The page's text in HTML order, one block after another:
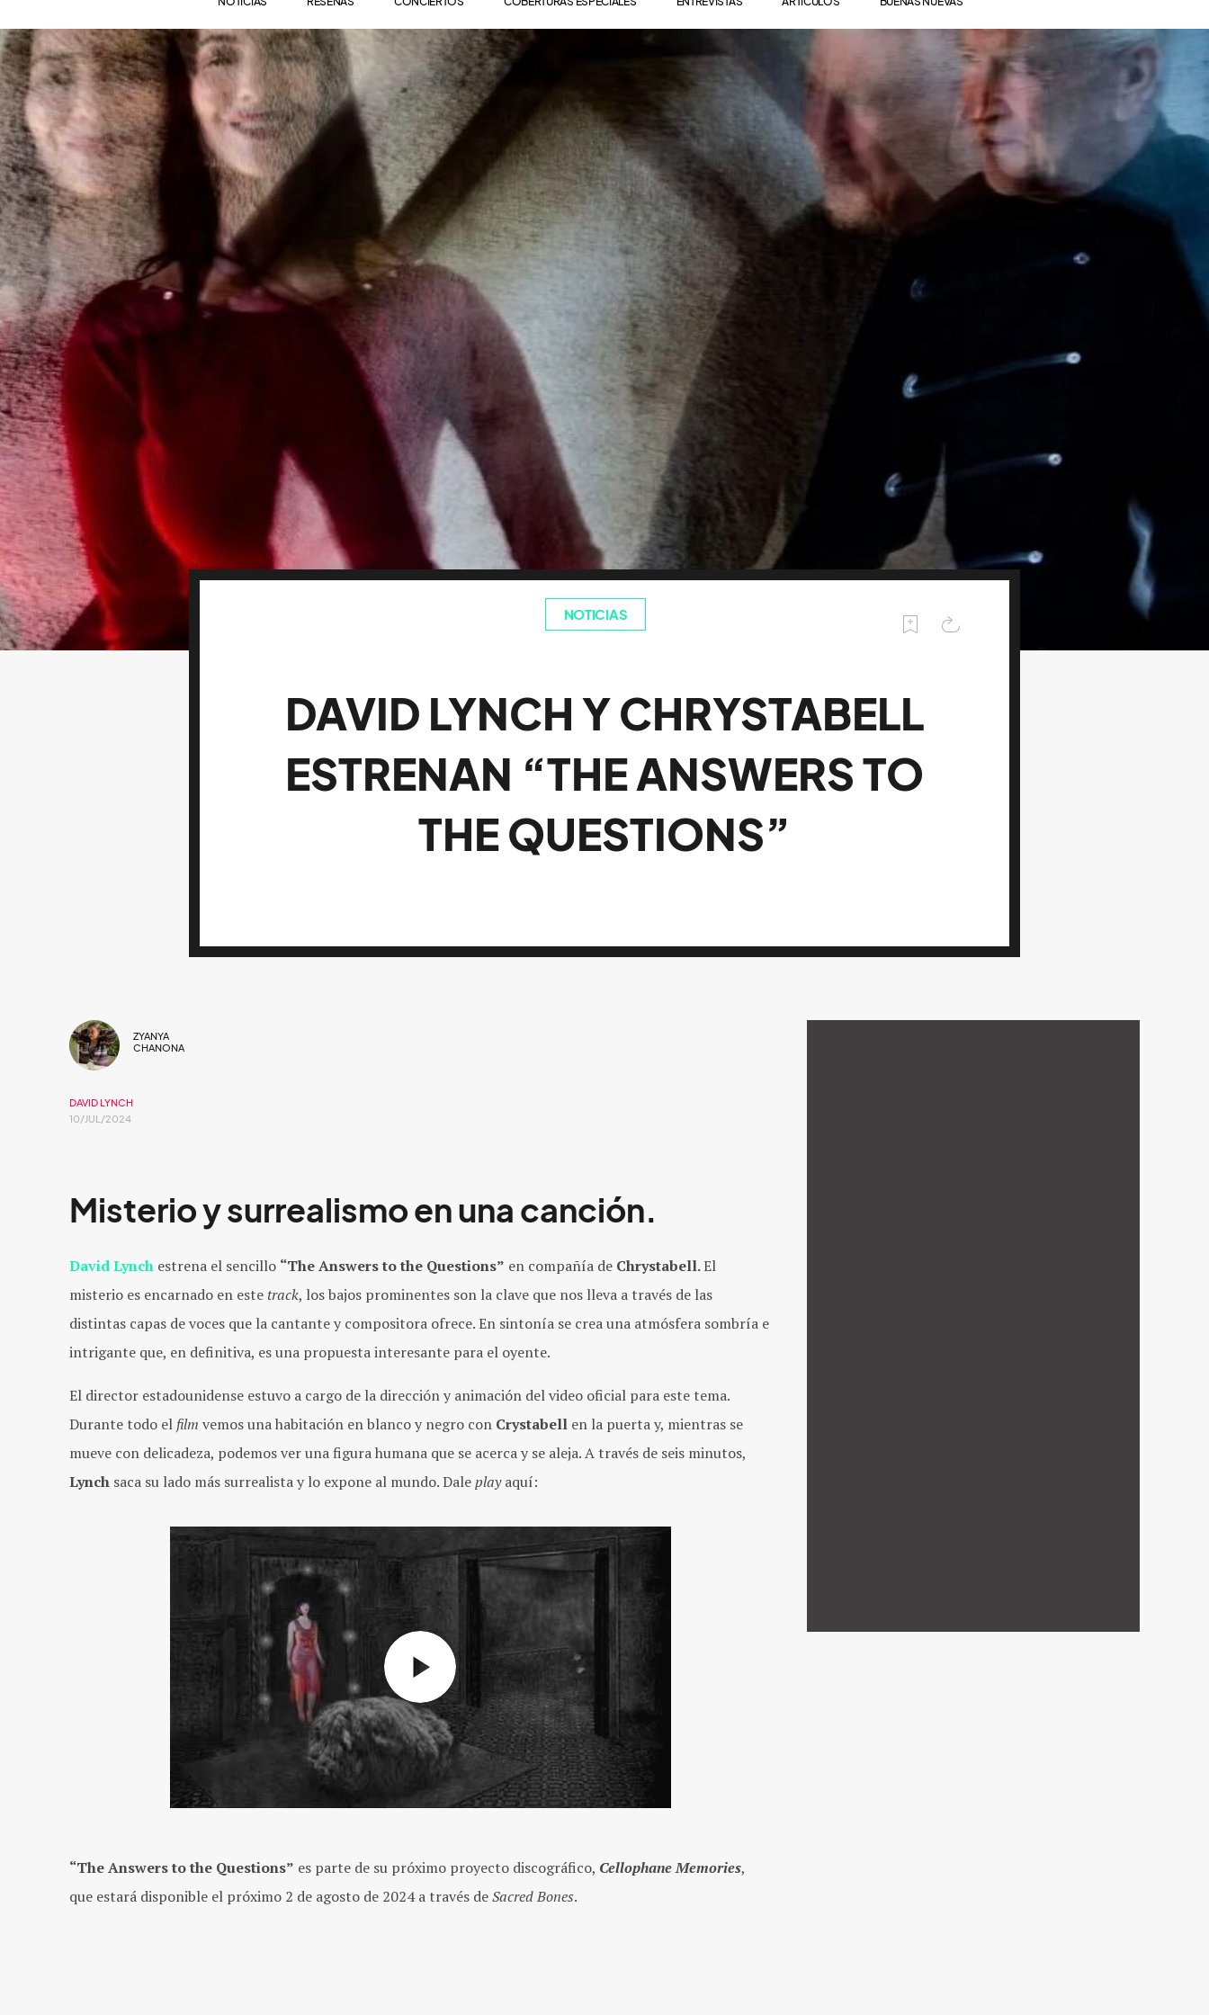
NOTICIAS
DAVID LYNCH Y CHRYSTABELL
ESTRENAN “THE ANSWERS TO
THE QUESTIONS”
ZYANYA
CHANONA
DAVID LYNCH
10/JUL/2024
Misterio y surrealismo en una canción.
David Lynch estrena el sencillo “The Answers to the Questions” en compañía de Chrystabell.El
misterio es encarnado en este track, los bajos prominentes son la clave que nos lleva a través de las
distintas capas de voces que la cantante y compositora ofrece. En sintonía se crea una atmósfera sombría e
intrigante que, en definitiva, es una propuesta interesante para el oyente.
El director estadounidense estuvo a cargo de la dirección y animación del video oficial para este tema.
Durante todo el film vemos una habitación en blanco y negro con Crystabell en la puerta y, mientras se
mueve con delicadeza, podemos ver una figura humana que se acerca y se aleja. A través de seis minutos,
Lynch saca su lado más surrealista y lo expone al mundo. Daleplayaquí:
“The Answers to the Questions” es parte de su próximo proyecto discográfico, Cellophane Memories,
que estará disponible el próximo 2 de agosto de 2024 a través deSacred Bones.